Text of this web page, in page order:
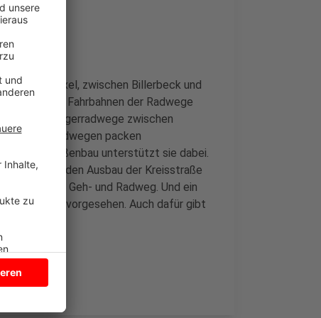
und Roxel, zwischen Billerbeck und
Die Fahrbahnen der Radwege
für die Bürgerradwege zwischen
Bürgerradwegen packen
Straßenbau unterstützt sie dabei.
Kosten für den Ausbau der Kreisstraße
ein neuer Geh- und Radweg. Und ein
Albachten vorgesehen. Auch dafür gibt